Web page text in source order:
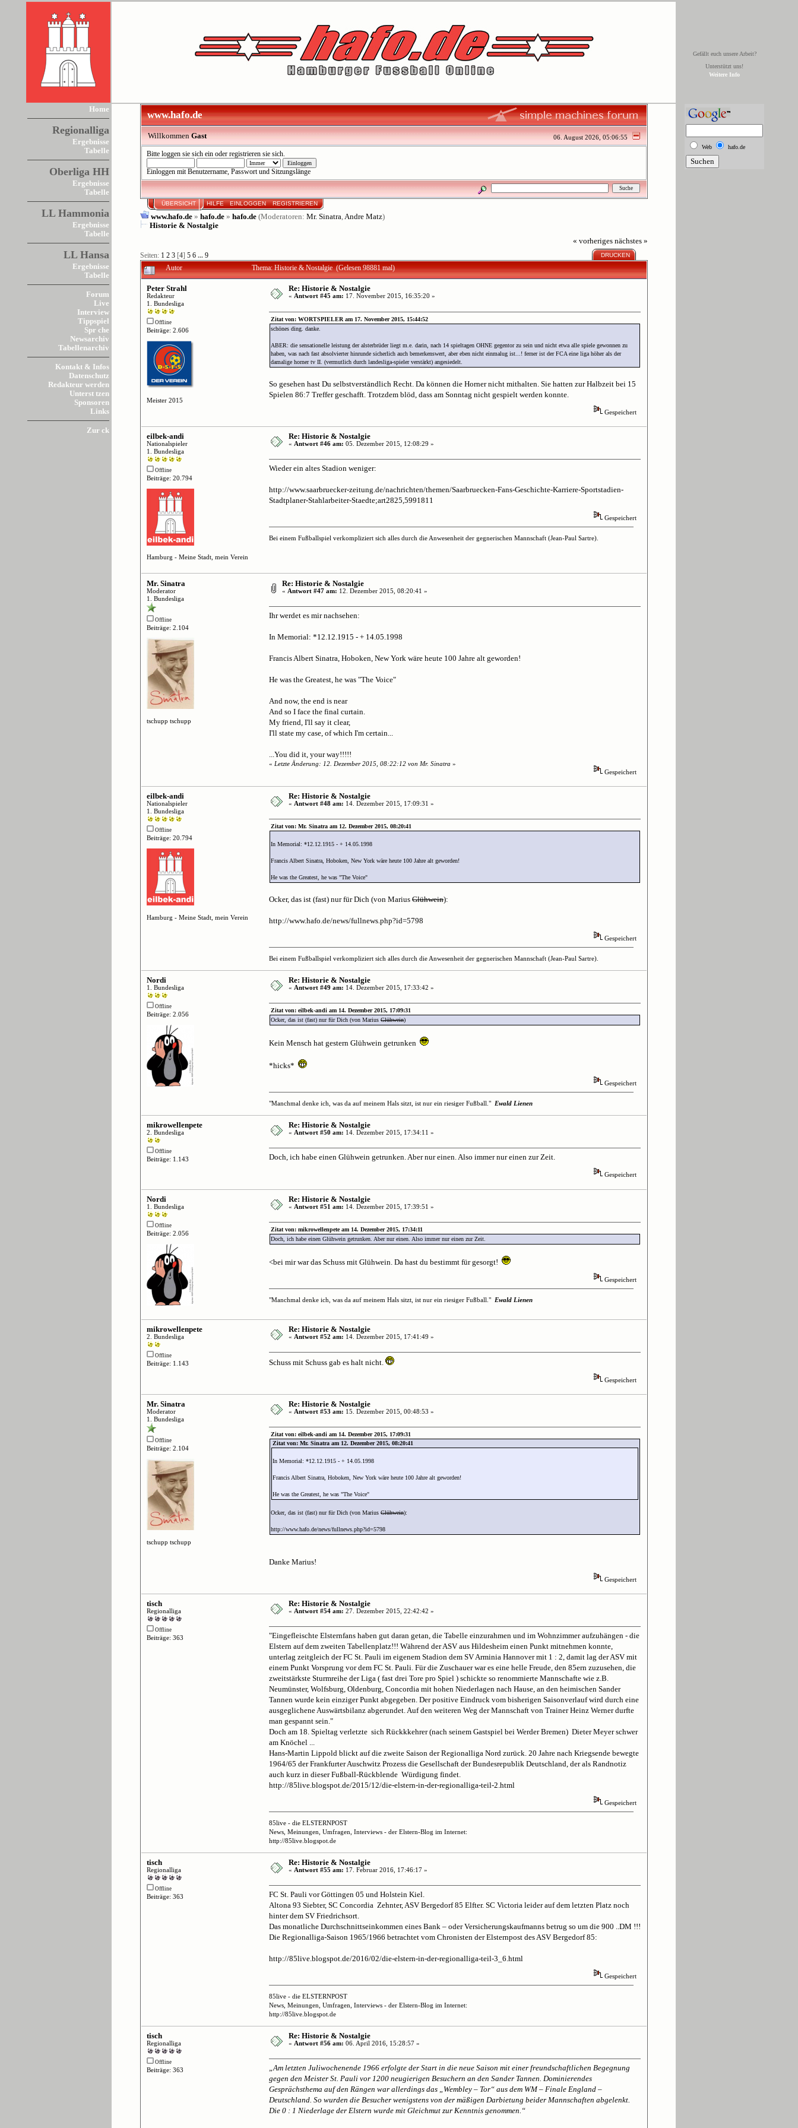
Gefällt euch unsere Arbeit?
Unterstützt uns!
Weitere Info
Home
Regionalliga
Ergebnisse
Tabelle
Oberliga HH
Ergebnisse
Tabelle
LL Hammonia
Ergebnisse
Tabelle
LL Hansa
Ergebnisse
Tabelle
Forum
Live
Interview
Tippspiel
Spr che
Newsarchiv
Tabellenarchiv
Kontakt & Infos
Datenschutz
Redakteur werden
Unterst tzen
Sponsoren
Links
Zur ck
www.hafo.de
06. August 2026, 05:06:55
WillkommenGast
Bitte loggen sie sich einoder registrieren sie sich.
Einloggen mit Benutzername, Passwort und Sitzungslänge
ÜBERSICHT HILFE EINLOGGEN REGISTRIEREN
www.hafo.de» hafo.de» hafo.de(Moderatoren: Mr. Sinatra,Andre Matz)
Historie & Nostalgie
« vorheriges nächstes »
Seiten: 1 2 3[4] 5 6 ... 9 DRUCKEN
Autor Thema: Historie & Nostalgie (Gelesen 98881 mal)
Peter Strahl
Redakteur
1. Bundesliga
Offline
Beiträge: 2.606
Meister 2015
Re: Historie & Nostalgie
« Antwort #45 am: 17. November 2015, 16:35:20 »
Zitat von: WORTSPIELER am 17. November 2015, 15:44:52
schönes ding. danke.
ABER: die sensationelle leistung der alsterbrüder liegt m.e. darin, nach 14 spieltagen OHNE gegentor zu sein und nicht etwa alle spiele gewonnen zu
haben, was nach fast absolvierter hinrunde sicherlich auch bemerkenswert, aber eben nicht einmalug ist...! ferner ist der FCA eine liga höher als der
damalige horner tv II. (vermutlich durch landesliga-spieler verstärkt) angesiedelt.
So gesehen hast Du selbstverständlich Recht. Da können die Horner nicht mithalten. Sie hatten zur Halbzeit bei 15
Spielen 86:7 Treffer geschafft. Trotzdem blöd, dass am Sonntag nicht gespielt werden konnte.
Gespeichert
eilbek-andi
Nationalspieler
1. Bundesliga
Offline
Beiträge: 20.794
Hamburg - Meine Stadt, mein Verein
Re: Historie & Nostalgie
« Antwort #46 am: 05. Dezember 2015, 12:08:29 »
Wieder ein altes Stadion weniger:
http://www.saarbruecker-zeitung.de/nachrichten/themen/Saarbruecken-Fans-Geschichte-Karriere-Sportstadien-
Stadtplaner-Stahlarbeiter-Staedte;art2825,5991811
Gespeichert
Bei einem Fußballspiel verkompliziert sich alles durch die Anwesenheit der gegnerischen Mannschaft (Jean-Paul Sartre).
Mr. Sinatra
Moderator
1. Bundesliga
Offline
Beiträge: 2.104
tschupp tschupp
Re: Historie & Nostalgie
« Antwort #47 am: 12. Dezember 2015, 08:20:41 »
Ihr werdet es mir nachsehen:
In Memorial: *12.12.1915 - + 14.05.1998
Francis Albert Sinatra, Hoboken, New York wäre heute 100 Jahre alt geworden!
He was the Greatest, he was "The Voice"
And now, the end is near
And so I face the final curtain.
My friend, I'll say it clear,
I'll state my case, of which I'm certain...
...You did it, your way!!!!!
« Letzte Änderung: 12. Dezember 2015, 08:22:12 von Mr. Sinatra »
Gespeichert
eilbek-andi
Nationalspieler
1. Bundesliga
Offline
Beiträge: 20.794
Hamburg - Meine Stadt, mein Verein
Re: Historie & Nostalgie
« Antwort #48 am: 14. Dezember 2015, 17:09:31 »
Zitat von: Mr. Sinatra am 12. Dezember 2015, 08:20:41
In Memorial: *12.12.1915 - + 14.05.1998
Francis Albert Sinatra, Hoboken, New York wäre heute 100 Jahre alt geworden!
He was the Greatest, he was "The Voice"
Ocker, das ist (fast) nur für Dich (von MariusGlühwein):
http://www.hafo.de/news/fullnews.php?id=5798
Gespeichert
Bei einem Fußballspiel verkompliziert sich alles durch die Anwesenheit der gegnerischen Mannschaft (Jean-Paul Sartre).
Nordi
1. Bundesliga
Offline
Beiträge: 2.056
Re: Historie & Nostalgie
« Antwort #49 am: 14. Dezember 2015, 17:33:42 »
Zitat von: eilbek-andi am 14. Dezember 2015, 17:09:31
Ocker, das ist (fast) nur für Dich (von MariusGlühwein)
Kein Mensch hat gestern Glühwein getrunken
*hicks*
Gespeichert
"Manchmal denke ich, was da auf meinem Hals sitzt, ist nur ein riesiger Fußball." Ewald Lienen
mikrowellenpete
2. Bundesliga
Offline
Beiträge: 1.143
Re: Historie & Nostalgie
« Antwort #50 am: 14. Dezember 2015, 17:34:11 »
Doch, ich habe einen Glühwein getrunken. Aber nur einen. Also immer nur einen zur Zeit.
Gespeichert
Nordi
1. Bundesliga
Offline
Beiträge: 2.056
Re: Historie & Nostalgie
« Antwort #51 am: 14. Dezember 2015, 17:39:51 »
Zitat von: mikrowellenpete am 14. Dezember 2015, 17:34:11
Doch, ich habe einen Glühwein getrunken. Aber nur einen. Also immer nur einen zur Zeit.
<bei mir war das Schuss mit Glühwein. Da hast du bestimmt für gesorgt!
Gespeichert
"Manchmal denke ich, was da auf meinem Hals sitzt, ist nur ein riesiger Fußball." Ewald Lienen
mikrowellenpete
2. Bundesliga
Offline
Beiträge: 1.143
Re: Historie & Nostalgie
« Antwort #52 am: 14. Dezember 2015, 17:41:49 »
Schuss mit Schuss gab es halt nicht.
Gespeichert
Mr. Sinatra
Moderator
1. Bundesliga
Offline
Beiträge: 2.104
tschupp tschupp
Re: Historie & Nostalgie
« Antwort #53 am: 15. Dezember 2015, 00:48:53 »
Zitat von: eilbek-andi am 14. Dezember 2015, 17:09:31
Zitat von: Mr. Sinatra am 12. Dezember 2015, 08:20:41
In Memorial: *12.12.1915 - + 14.05.1998
Francis Albert Sinatra, Hoboken, New York wäre heute 100 Jahre alt geworden!
He was the Greatest, he was "The Voice"
Ocker, das ist (fast) nur für Dich (von MariusGlühwein):
http://www.hafo.de/news/fullnews.php?id=5798
Danke Marius!
Gespeichert
tisch
Regionalliga
Offline
Beiträge: 363
Re: Historie & Nostalgie
« Antwort #54 am: 27. Dezember 2015, 22:42:42 »
"Eingefleischte Elsternfans haben gut daran getan, die Tabelle einzurahmen und im Wohnzimmer aufzuhängen - die
Elstern auf dem zweiten Tabellenplatz!!! Während der ASV aus Hildesheim einen Punkt mitnehmen konnte,
unterlag zeitgleich der FC St. Pauli im eigenem Stadion dem SV Arminia Hannover mit 1 : 2, damit lag der ASV mit
einem Punkt Vorsprung vor dem FC St. Pauli. Für die Zuschauer war es eine helle Freude, den 85ern zuzusehen, die
zweitstärkste Sturmreihe der Liga ( fast drei Tore pro Spiel ) schickte so renommierte Mannschafte wie z.B.
Neumünster, Wolfsburg, Oldenburg, Concordia mit hohen Niederlagen nach Hause, an den heimischen Sander
Tannen wurde kein einziger Punkt abgegeben. Der positive Eindruck vom bisherigen Saisonverlauf wird durch eine
ausgeglichene Auswärtsbilanz abgerundet. Auf den weiteren Weg der Mannschaft von Trainer Heinz Werner durfte
man gespannt sein."
Doch am 18. Spieltag verletzte sich Rückkkehrer (nach seinem Gastspiel bei Werder Bremen) Dieter Meyer schwer
am Knöchel ...
Hans-Martin Lippold blickt auf die zweite Saison der Regionalliga Nord zurück. 20 Jahre nach Kriegsende bewegte
1964/65 der Frankfurter Auschwitz Prozess die Gesellschaft der Bundesrepublik Deutschland, der als Randnotiz
auch kurz in dieser Fußball-Rückblende Würdigung findet.
http://85live.blogspot.de/2015/12/die-elstern-in-der-regionalliga-teil-2.html
Gespeichert
85live - die ELSTERNPOST
News, Meinungen, Umfragen, Interviews - der Elstern-Blog im Internet:
http://85live.blogspot.de
tisch
Regionalliga
Offline
Beiträge: 363
Re: Historie & Nostalgie
« Antwort #55 am: 17. Februar 2016, 17:46:17 »
FC St. Pauli vor Göttingen 05 und Holstein Kiel.
Altona 93 Siebter, SC Concordia Zehnter, ASV Bergedorf 85 Elfter. SC Victoria leider auf dem letzten Platz noch
hinter dem SV Friedrichsort.
Das monatliche Durchschnittseinkommen eines Bank – oder Versicherungskaufmanns betrug so um die 900 ..DM !!!
Die Regionalliga-Saison 1965/1966 betrachtet vom Chronisten der Elsternpost des ASV Bergedorf 85:
http://85live.blogspot.de/2016/02/die-elstern-in-der-regionalliga-teil-3_6.html
Gespeichert
85live - die ELSTERNPOST
News, Meinungen, Umfragen, Interviews - der Elstern-Blog im Internet:
http://85live.blogspot.de
tisch
Regionalliga
Offline
Beiträge: 363
Re: Historie & Nostalgie
« Antwort #56 am: 06. April 2016, 15:28:57 »
„Am letzten Juliwochenende 1966 erfolgte der Start in die neue Saison mit einer freundschaftlichen Begegnung
gegen den Meister St. Pauli vor 1200 neugierigen Besuchern an den Sander Tannen. Dominierendes
Gesprächsthema auf den Rängen war allerdings das „Wembley – Tor“ aus dem WM – Finale England –
Deutschland. So wurden die Besucher wenigstens von der mäßigen Darbietung beider Mannschaften abgelenkt.
Die 0 : 1 Niederlage der Elstern wurde mit Gleichmut zur Kenntnis genommen.“
Web hafo.de